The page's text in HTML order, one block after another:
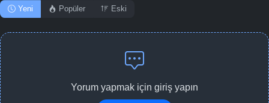
Yeni Popüler Eski
Yorum yapmak için giriş yapın